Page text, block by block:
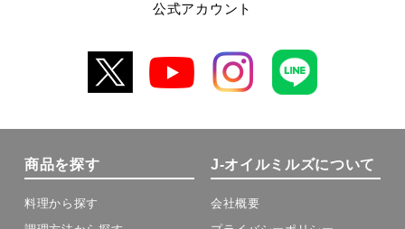
公式アカウント
商品を探す
料理から探す
J-オイルミルズについて
会社概要